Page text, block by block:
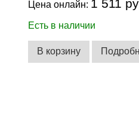
Цена онлайн: 1 511
Есть в наличии
В корзину